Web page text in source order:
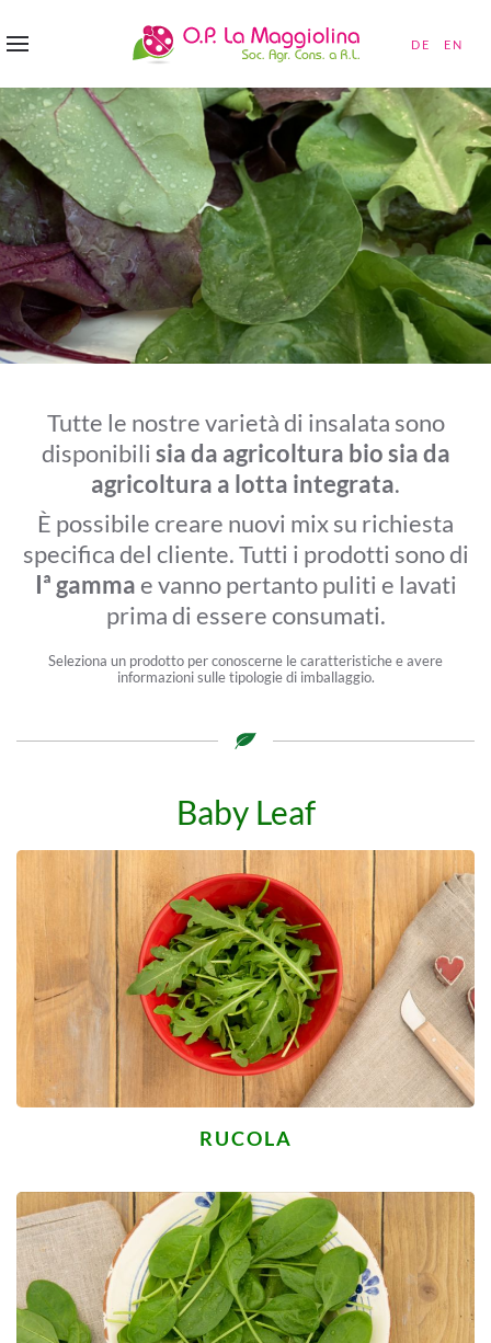
Tutte le nostre varietà di insalata sono
disponibilisia da agricoltura bio sia da
agricoltura a lotta integrata.
È possibile creare nuovi mix su richiesta
specifica del cliente. Tutti i prodotti sono di
Iª gammae vanno pertanto puliti e lavati
prima di essere consumati.
Seleziona un prodotto per conoscerne le caratteristiche e avere
informazioni sulle tipologie di imballaggio.
Baby Leaf
RUCOLA
DE EN